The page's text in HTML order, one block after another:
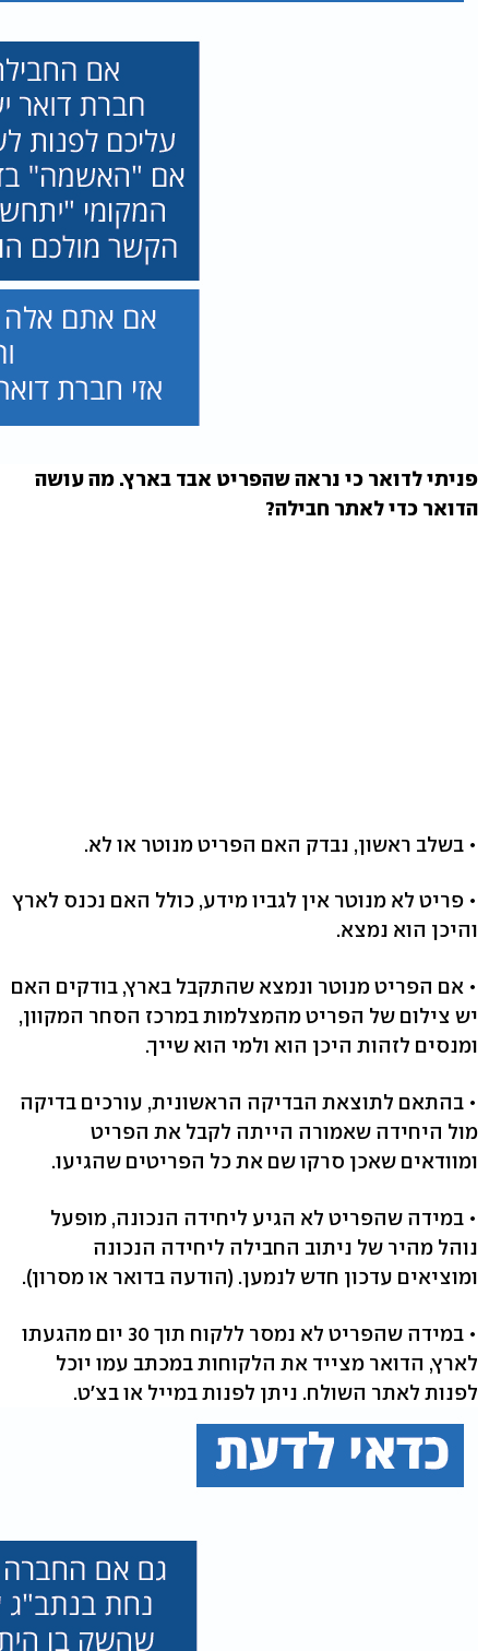
פניתי לדואר כי נראה שהפריט אבד בארץ. מה עושה
הדואר כדי לאתר חבילה?
• בשלב ראשון, נבדק האם הפריט מנוטר או לא.
• פריט לא מנוטר אין לגביו מידע, כולל האם נכנס לארץ
והיכן הוא נמצא.
• אם הפריט מנוטר ונמצא שהתקבל בארץ, בודקים האם
יש צילום של הפריט מהמצלמות במרכז הסחר המקוון,
ומנסים לזהות היכן הוא ולמי הוא שייך.
• בהתאם לתוצאת הבדיקה הראשונית, עורכים בדיקה
מול היחידה שאמורה הייתה לקבל את הפריט
ומוודאים שאכן סרקו שם את כל הפריטים שהגיעו.
• במידה שהפריט לא הגיע ליחידה הנכונה, מופעל
נוהל מהיר של ניתוב החבילה ליחידה הנכונה
ומוציאים עדכון חדש לנמען. (הודעה בדואר או מסרון).
• במידה שהפריט לא נמסר ללקוח תוך 30 יום מהגעתו
לארץ, הדואר מצייד את הלקוחות במכתב עמו יוכל
לפנות לאתר השולח. ניתן לפנות במייל או בצ'ט.